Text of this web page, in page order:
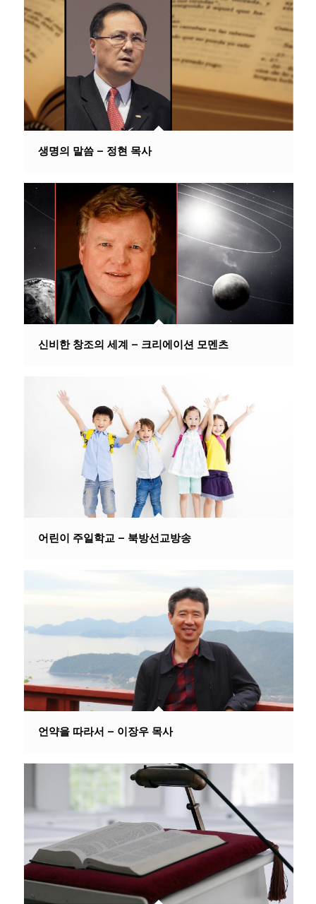
생명의 말씀 – 정현 목사
신비한 창조의 세계 – 크리에이션 모멘츠
어린이 주일학교 – 북방선교방송
언약을 따라서 – 이장우 목사